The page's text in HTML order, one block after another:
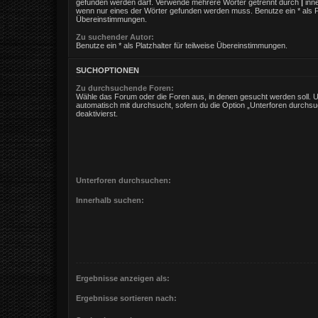
gefunden werden darf. Verwende mehrere Wörter getrennt durch
wenn nur eines der Wörter gefunden werden muss. Benutze ein * als
Übereinstimmungen.
Zu suchender Autor:
Benutze ein * als Platzhalter für teilweise Übereinstimmungen.
SUCHOPTIONEN
Zu durchsuchende Foren:
Wähle das Forum oder die Foren aus, in denen gesucht werden soll.
automatisch mit durchsucht, sofern du die Option „Unterforen
deaktivierst.
Unterforen durchsuchen:
Innerhalb suchen:
Ergebnisse anzeigen als:
Ergebnisse sortieren nach: